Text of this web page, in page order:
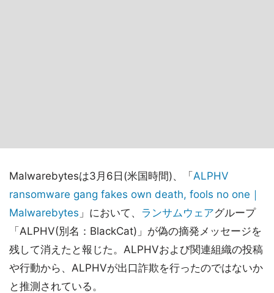
Malwarebytesは3月6日(米国時間)、「 ALPHV
ransomware gang fakes own death, fools no one｜
Malwarebytes 」において、 ランサムウェアグループ
「ALPHV(別名：BlackCat)」が偽の摘発メッセージを
残して消えたと報じた。ALPHVおよび関連組織の投稿
や行動から、ALPHVが出口詐欺を行ったのではないか
と推測されている。